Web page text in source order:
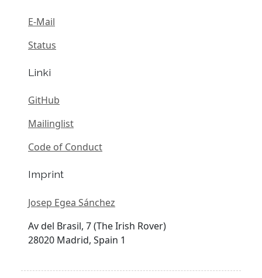
E-Mail
Status
Linki
GitHub
Mailinglist
Code of Conduct
Imprint
Josep Egea Sánchez
Av del Brasil, 7 (The Irish Rover)
28020 Madrid, Spain 1